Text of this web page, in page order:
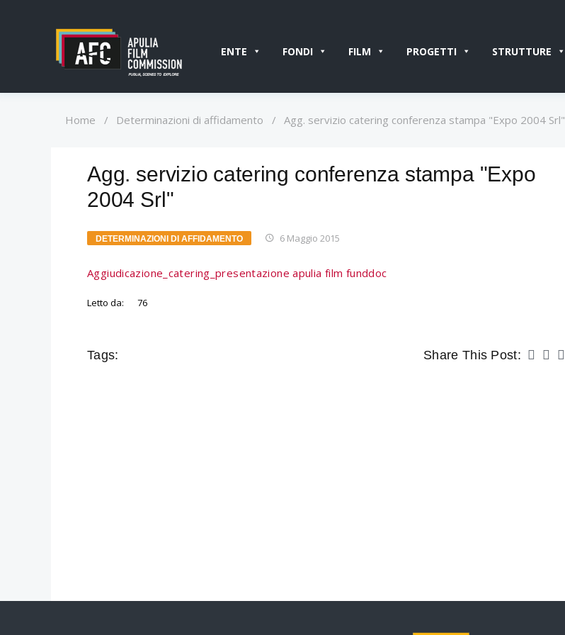
ENTE FONDI FILM PROGETTI STRUTTURE
Home / Determinazioni di affidamento / Agg. servizio catering conferenza stampa "Expo 2004 Srl"
Agg. servizio catering conferenza stampa "Expo
2004 Srl"
DETERMINAZIONI DI AFFIDAMENTO 6 Maggio 2015
Aggiudicazione_catering_presentazione apulia film funddoc
Letto da: 76
Tags: Share This Post: